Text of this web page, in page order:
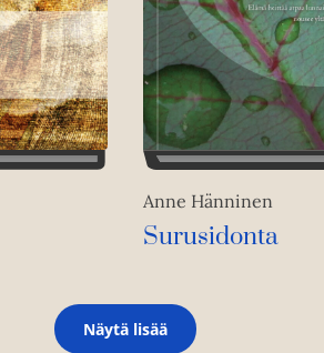
Anne Hänninen
Surusidonta
Näytä lisää